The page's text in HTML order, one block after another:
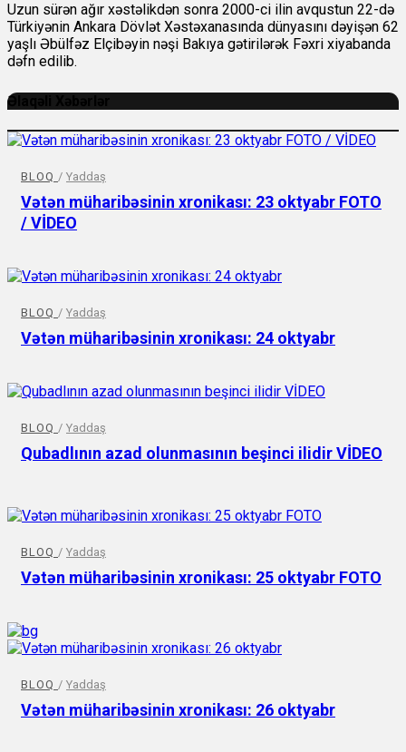
Uzun sürən ağır xəstəlikdən sonra 2000-ci ilin avqustun 22-də
Türkiyənin Ankara Dövlət Xəstəxanasında dünyasını dəyişən 62
yaşlı Əbülfəz Elçibəyin nəşi Bakıya gətirilərək Fəxri xiyabanda
dəfn edilib.
Əlaqəli Xəbərlər
BLOQ / Yaddaş
Vətən müharibəsinin xronikası: 23 oktyabr FOTO
/ VİDEO
BLOQ / Yaddaş
Vətən müharibəsinin xronikası: 24 oktyabr
BLOQ / Yaddaş
Qubadlının azad olunmasının beşinci ilidir VİDEO
BLOQ / Yaddaş
Vətən müharibəsinin xronikası: 25 oktyabr FOTO
BLOQ / Yaddaş
Vətən müharibəsinin xronikası: 26 oktyabr